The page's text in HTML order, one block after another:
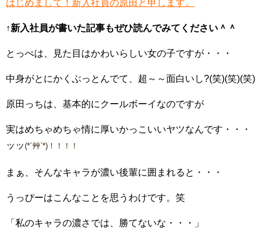
はじめまして！新入社員の原田と申します。
↑新入社員が書いた記事もぜひ読んでみてください＾＾
とっぺは、見た目はかわいらしい女の子ですが・・・
中身がとにかくぶっとんでて、超～～面白いし?(笑)(笑)(笑)
原田っちは、基本的にクールボーイなのですが
実はめちゃめちゃ情に厚いかっこいいヤツなんです・・・
ッッ(*´艸`*)！！！！
まぁ、そんなキャラが濃い後輩に囲まれると・・・
うっぴーはこんなことを思うわけです。笑
「私のキャラの濃さでは、勝てないな・・・」